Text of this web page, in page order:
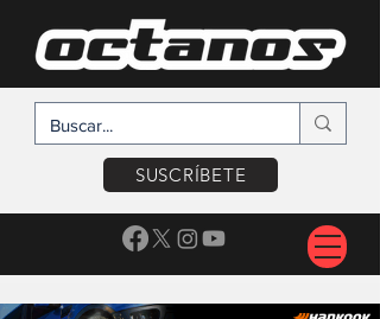
SUSCRÍBETE